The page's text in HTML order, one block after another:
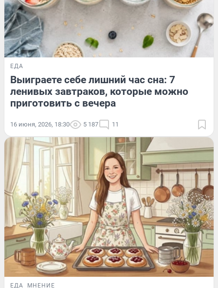
ЕДА
Выиграете себе лишний час сна: 7
ленивых завтраков, которые можно
приготовить с вечера
16 июня, 2026, 18:30 5 187 11
ЕДА МНЕНИЕ